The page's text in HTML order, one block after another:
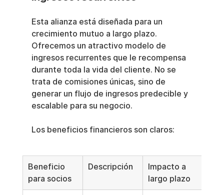
Esta alianza está diseñada para un
crecimiento mutuo a largo plazo.
Ofrecemos un atractivo modelo de
ingresos recurrentes que le recompensa
durante toda la vida del cliente. No se
trata de comisiones únicas, sino de
generar un flujo de ingresos predecible y
escalable para su negocio.
Los beneficios financieros son claros:
Beneficio
para socios
Descripción
Impacto a
largo plazo